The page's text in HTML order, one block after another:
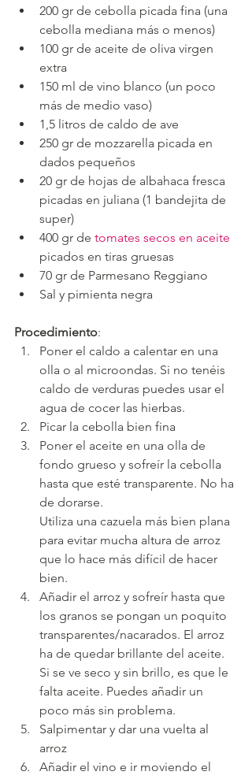
200 gr de cebolla picada fina (una
cebolla mediana más o menos)
100 gr de aceite de oliva virgen
extra
150 ml de vino blanco (un poco
más de medio vaso)
1,5 litros de caldo de ave
250 gr de mozzarella picada en
dados pequeños
20 gr de hojas de albahaca fresca
picadas en juliana (1 bandejita de
super)
400 gr de tomates secos en aceite
picados en tiras gruesas
70 gr de Parmesano Reggiano
Sal y pimienta negra
Procedimiento:
Poner el caldo a calentar en una
olla o al microondas. Si no tenéis
caldo de verduras puedes usar el
agua de cocer las hierbas.
Picar la cebolla bien fina
Poner el aceite en una olla de
fondo grueso y sofreír la cebolla
hasta que esté transparente. No ha
de dorarse.
Utiliza una cazuela más bien plana
para evitar mucha altura de arroz
que lo hace más difícil de hacer
bien.
Añadir el arroz y sofreír hasta que
los granos se pongan un poquito
transparentes/nacarados. El arroz
ha de quedar brillante del aceite.
Si se ve seco y sin brillo, es que le
falta aceite. Puedes añadir un
poco más sin problema.
Salpimentar y dar una vuelta al
arroz
Añadir el vino e ir moviendo el